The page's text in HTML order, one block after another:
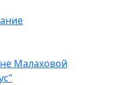
Малаховой